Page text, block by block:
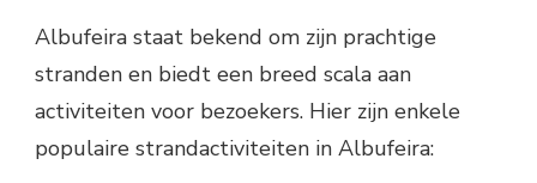
Albufeira staat bekend om zijn prachtige
stranden en biedt een breed scala aan
activiteiten voor bezoekers. Hier zijn enkele
populaire strandactiviteiten in Albufeira: